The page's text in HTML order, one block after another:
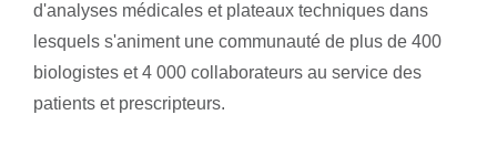
d'analyses médicales et plateaux techniques dans
lesquels s'animent une communauté de plus de 400
biologistes et 4 000 collaborateurs au service des
patients et prescripteurs.